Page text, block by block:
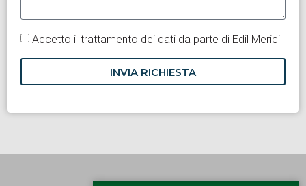
Accetto il trattamento dei dati da parte di Edil Merici
INVIA RICHIESTA